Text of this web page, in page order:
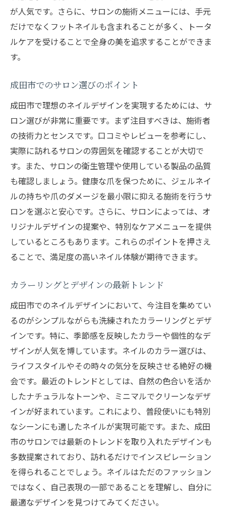
が人気です。さらに、サロンの施術メニューには、手元
だけでなくフットネイルも含まれることが多く、トータ
ルケアを受けることで全身の美を追求することができま
す。
成田市でのサロン選びのポイント
成田市で理想のネイルデザインを実現するためには、サ
ロン選びが非常に重要です。まず注目すべきは、施術者
の技術力とセンスです。口コミやレビューを参考にし、
実際に訪れるサロンの雰囲気を確認することが大切で
す。また、サロンの衛生管理や使用している製品の品質
も確認しましょう。健康な爪を保つために、ジェルネイ
ルの持ちや爪のダメージを最小限に抑える施術を行うサ
ロンを選ぶと安心です。さらに、サロンによっては、オ
リジナルデザインの提案や、特別なケアメニューを提供
しているところもあります。これらのポイントを押さえ
ることで、満足度の高いネイル体験が期待できます。
カラーリングとデザインの最新トレンド
成田市でのネイルデザインにおいて、今注目を集めてい
るのがシンプルながらも洗練されたカラーリングとデザ
インです。特に、季節感を反映したカラーや個性的なデ
ザインが人気を博しています。ネイルのカラー選びは、
ライフスタイルやその時々の気分を反映させる絶好の機
会です。最近のトレンドとしては、自然の色合いを活か
したナチュラルなトーンや、ミニマルでクリーンなデザ
インが好まれています。これにより、普段使いにも特別
なシーンにも適したネイルが実現可能です。また、成田
市のサロンでは最新のトレンドを取り入れたデザインも
多数提案されており、訪れるだけでインスピレーション
を得られることでしょう。ネイルはただのファッション
ではなく、自己表現の一部であることを理解し、自分に
最適なデザインを見つけてみてください。